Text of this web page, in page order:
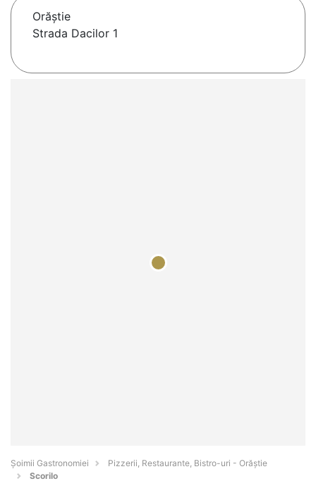
Orăştie
Strada Dacilor 1
Șoimii Gastronomiei
Pizzerii, Restaurante, Bistro-uri - Orăştie
Scorilo